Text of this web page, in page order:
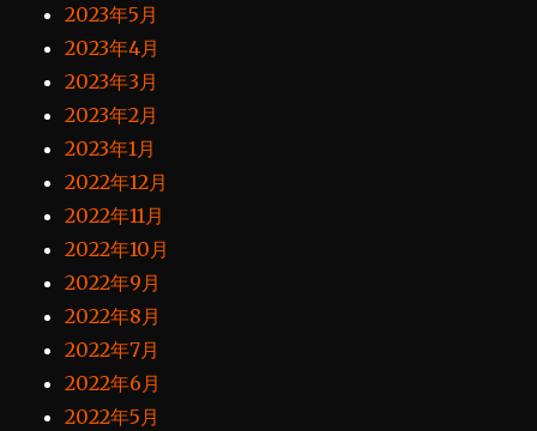
2023年5月
2023年4月
2023年3月
2023年2月
2023年1月
2022年12月
2022年11月
2022年10月
2022年9月
2022年8月
2022年7月
2022年6月
2022年5月